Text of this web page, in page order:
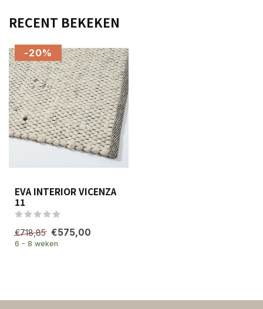
RECENT BEKEKEN
-20%
EVA INTERIOR VICENZA
11
€718,85 €575,00
6 - 8 weken